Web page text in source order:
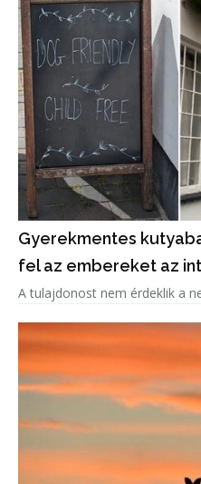
Gyerekmentes
fel az embereket az
A tulajdonost nem érdeklik a